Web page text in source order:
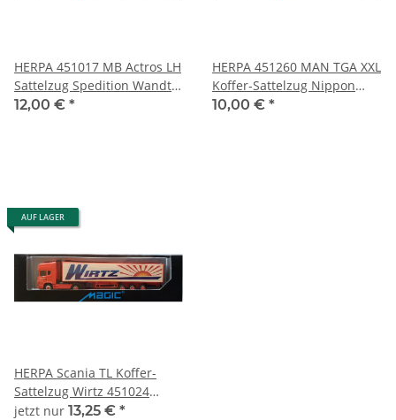
HERPA 451017 MB Actros LH
Sattelzug Spedition Wandt
Magic Serie 1:87
12,00 € *
HERPA 451260 MAN TGA XXL
Koffer-Sattelzug Nippon
Magic Serie 1:87
10,00 € *
AUF LAGER
HERPA Scania TL Koffer-
Sattelzug Wirtz 451024
Magic Serie 1:87
jetzt nur 13,25 € *